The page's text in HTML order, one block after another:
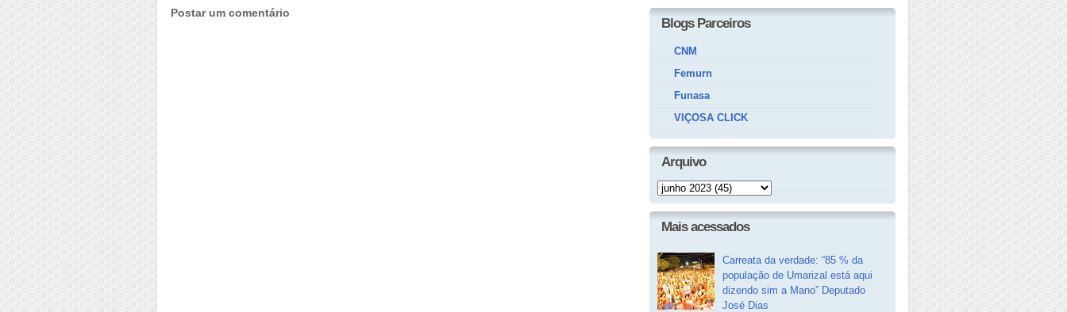
Postar um comentário
Blogs Parceiros
CNM
Femurn
Funasa
VIÇOSA CLICK
Arquivo
Mais acessados
Carreata da verdade: “85 % da
população de Umarizal está aqui
dizendo sim a Mano” Deputado
José Dias